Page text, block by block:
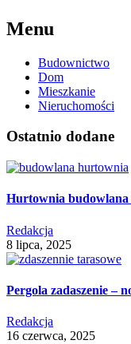
Menu
Budownictwo
Dom
Mieszkanie
Nieruchomości
Ostatnio dodane
Hurtownia budowlana
Redakcja
8 lipca, 2025
Pergola zadaszenie –
Redakcja
16 czerwca, 2025